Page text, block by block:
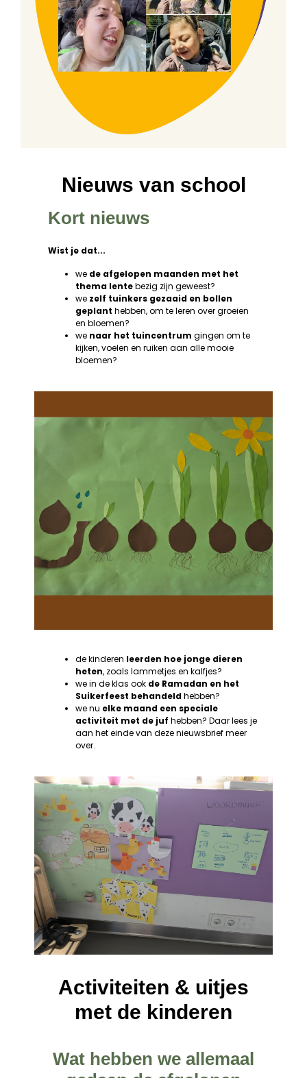
Nieuws van school
Kort nieuws
Wist je dat...
we de afgelopen maanden met het
thema lentebezig zijn geweest?
we zelf tuinkers gezaaid en bollen
geplant hebben, om te leren over groeien
en bloemen?
we naar het tuincentrum gingen om te
kijken, voelen en ruiken aan alle mooie
bloemen?
de kinderen leerden hoe jonge dieren
heten, zoals lammetjes en kalfjes?
we in de klas ook de Ramadan en het
Suikerfeest behandeldhebben?
we nu elke maand een speciale
activiteit met de juf hebben? Daar lees je
aan het einde van deze nieuwsbrief meer
over.
Activiteiten & uitjes
met de kinderen
Wat hebben we allemaal